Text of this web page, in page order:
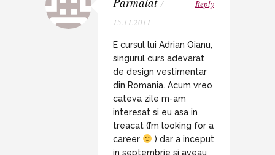
/
15.11.2011
Reply
E cursul lui Adrian Oianu,
singurul curs adevarat
de design vestimentar
din Romania. Acum vreo
cateva zile m-am
interesat si eu asa in
treacat (I’m looking for a
career
) dar a inceput
in septembrie si aveau